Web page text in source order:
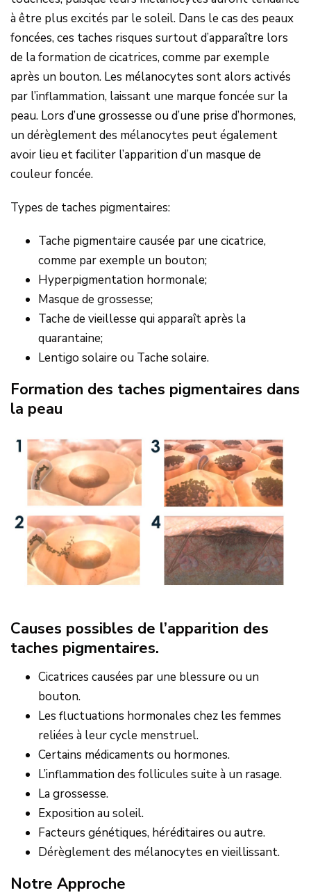
à être plus excités par le soleil. Dans le cas des peaux
foncées, ces taches risques surtout d’apparaître lors
de la formation de cicatrices, comme par exemple
après un bouton. Les mélanocytes sont alors activés
par l’inflammation, laissant une marque foncée sur la
peau. Lors d’une grossesse ou d’une prise d’hormones,
un dérèglement des mélanocytes peut également
avoir lieu et faciliter l’apparition d’un masque de
couleur foncée.
Types de taches pigmentaires:
Tache pigmentaire causée par une cicatrice,
comme par exemple un bouton;
Hyperpigmentation hormonale;
Masque de grossesse;
Tache de vieillesse qui apparaît après la
quarantaine;
Lentigo solaire ou Tache solaire.
Formation des taches pigmentaires dans
la peau
Causes possibles de l’apparition des
taches pigmentaires.
Cicatrices causées par une blessure ou un
bouton.
Les fluctuations hormonales chez les femmes
reliées à leur cycle menstruel.
Certains médicaments ou hormones.
L’inflammation des follicules suite à un rasage.
La grossesse.
Exposition au soleil.
Facteurs génétiques, héréditaires ou autre.
Dérèglement des mélanocytes en vieillissant.
Notre Approche